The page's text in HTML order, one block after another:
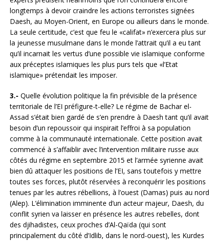
longtemps à devoir craindre les actions terroristes signées
Daesh, au Moyen-Orient, en Europe ou ailleurs dans le monde.
La seule certitude, c’est que feu le «califat» n’exercera plus sur
la jeunesse musulmane dans le monde l’attrait qu’il a eu tant
qu’il incarnait les vertus d’une possible vie islamique conforme
aux préceptes islamiques les plus purs tels que «l’Etat
islamique» prétendait les imposer.
3.- Quelle évolution politique la fin prévisible de la présence
territoriale de l’EI préfigure-t-elle? Le régime de Bachar el-
Assad s’était bien gardé de s’en prendre à Daesh tant qu’il avait
besoin d’un repoussoir qui inspirait l’effroi à sa population
comme à la communauté internationale. Cette position avait
commencé à s’affaiblir avec l’intervention militaire russe aux
côtés du régime en septembre 2015 et l’armée syrienne avait
bien dû attaquer les positions de l’EI, sans toutefois y mettre
toutes ses forces, plutôt réservées à reconquérir les positions
tenues par les autres rébellions, à l’ouest (Damas) puis au nord
(Alep). L’élimination imminente d’un acteur majeur, Daesh, du
conflit syrien va laisser en présence les autres rebelles, dont
des djihadistes, ceux proches d’Al-Qaïda (qui sont
principalement du côté d’Idlib, dans le nord-ouest), les Kurdes